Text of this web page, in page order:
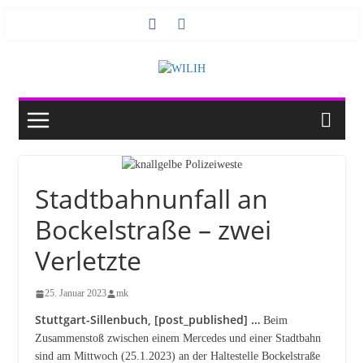
Stadtbahnunfall an
Bockelstraße – zwei
Verletzte
25. Januar 2023 mk
Stuttgart-Sillenbuch, [post_published] …Beim
Zusammenstoß zwischen einem Mercedes und einer Stadtbahn
sind am Mittwoch (25.1.2023) an der Haltestelle Bockelstraße